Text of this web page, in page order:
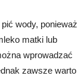
wody, ponieważ
matki lub
wprowadzać
zawsze warto